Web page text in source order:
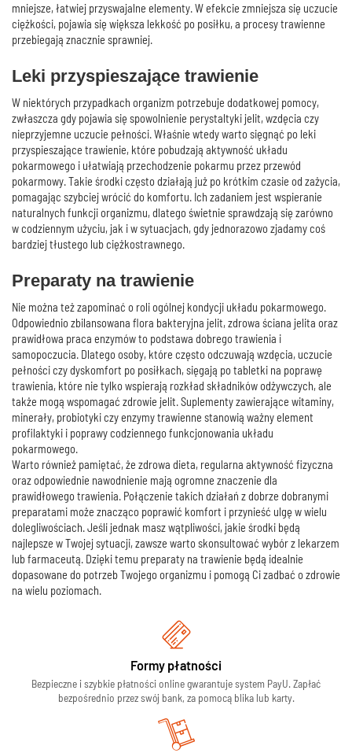
mniejsze, łatwiej przyswajalne elementy. W efekcie zmniejsza się uczucie
ciężkości, pojawia się większa lekkość po posiłku, a procesy trawienne
przebiegają znacznie sprawniej.
Leki przyspieszające trawienie
W niektórych przypadkach organizm potrzebuje dodatkowej pomocy,
zwłaszcza gdy pojawia się spowolnienie perystaltyki jelit, wzdęcia czy
nieprzyjemne uczucie pełności. Właśnie wtedy warto sięgnąć po leki
przyspieszające trawienie, które pobudzają aktywność układu
pokarmowego i ułatwiają przechodzenie pokarmu przez przewód
pokarmowy. Takie środki często działają już po krótkim czasie od zażycia,
pomagając szybciej wrócić do komfortu. Ich zadaniem jest wspieranie
naturalnych funkcji organizmu, dlatego świetnie sprawdzają się zarówno
w codziennym użyciu, jak i w sytuacjach, gdy jednorazowo zjadamy coś
bardziej tłustego lub ciężkostrawnego.
Preparaty na trawienie
Nie można też zapominać o roli ogólnej kondycji układu pokarmowego.
Odpowiednio zbilansowana flora bakteryjna jelit, zdrowa ściana jelita oraz
prawidłowa praca enzymów to podstawa dobrego trawienia i
samopoczucia. Dlatego osoby, które często odczuwają wzdęcia, uczucie
pełności czy dyskomfort po posiłkach, sięgają po tabletki na poprawę
trawienia, które nie tylko wspierają rozkład składników odżywczych, ale
także mogą wspomagać zdrowie jelit. Suplementy zawierające witaminy,
minerały, probiotyki czy enzymy trawienne stanowią ważny element
profilaktyki i poprawy codziennego funkcjonowania układu
pokarmowego.
Warto również pamiętać, że zdrowa dieta, regularna aktywność fizyczna
oraz odpowiednie nawodnienie mają ogromne znaczenie dla
prawidłowego trawienia. Połączenie takich działań z dobrze dobranymi
preparatami może znacząco poprawić komfort i przynieść ulgę w wielu
dolegliwościach. Jeśli jednak masz wątpliwości, jakie środki będą
najlepsze w Twojej sytuacji, zawsze warto skonsultować wybór z lekarzem
lub farmaceutą. Dzięki temu preparaty na trawienie będą idealnie
dopasowane do potrzeb Twojego organizmu i pomogą Ci zadbać o zdrowie
na wielu poziomach.
Formy płatności
Bezpieczne i szybkie płatności online gwarantuje system PayU. Zapłać
bezpośrednio przez swój bank, za pomocą blika lub karty.